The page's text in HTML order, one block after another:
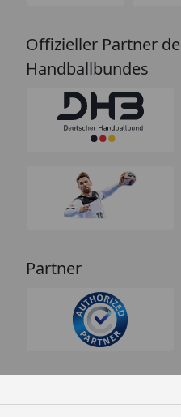
Offizieller Partner
Handballbundes
Partner